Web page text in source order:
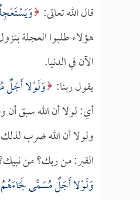
قال الله تعالى:
هؤلاء طلبوا العجلة
الآن في الدنيا.
يقول ربنا: وَلَوْلا أَجَلٌ
أي: لولا أن الله سبق أن
ولولا أن الله ضرب
القبر: من ربك؟ من
وَلَوْلا أَجَلٌ مُسَمًّى